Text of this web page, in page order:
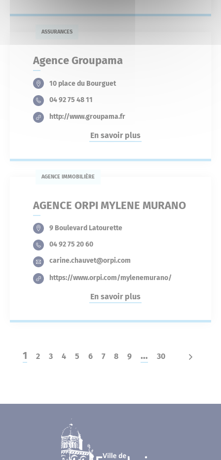
ASSURANCES
Agence Groupama
10 place du Bourguet
04 92 75 48 11
http://www.groupama.fr
En savoir plus
AGENCE IMMOBILIÈRE
AGENCE ORPI MYLENE MURANO
9 Boulevard Latourette
04 92 75 20 60
carine.chauvet@orpi.com
https://www.orpi.com/mylenemurano/
En savoir plus
1 2 3 4 5 6 7 8 9 … 30